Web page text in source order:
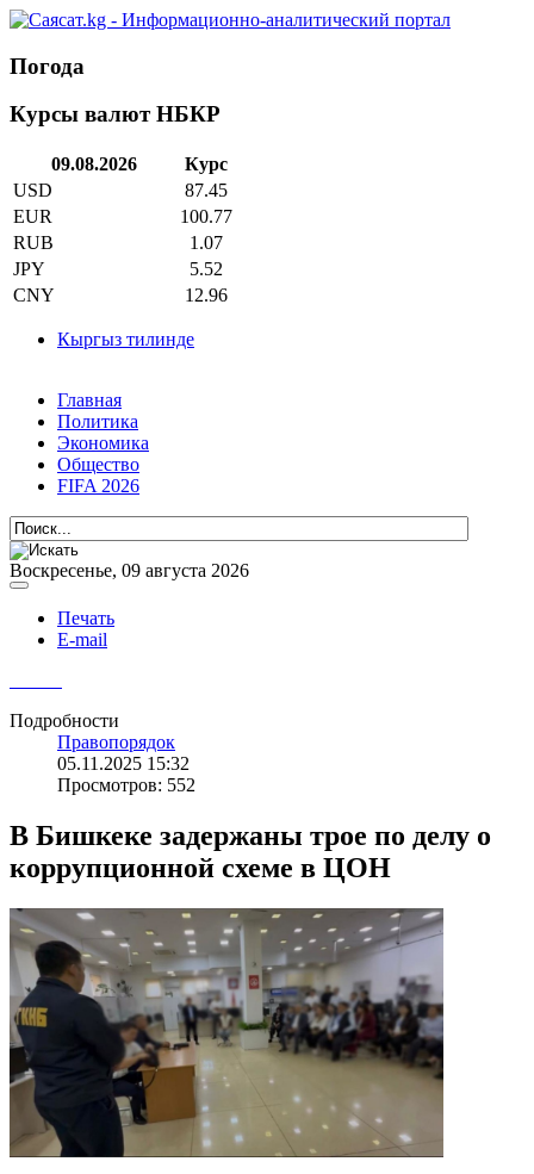
Погода
Курсы валют НБКР
09.08.2026
Курс
USD
87.45
EUR
100.77
RUB
1.07
JPY
5.52
CNY
12.96
Кыргыз тилинде
Главная
Политика
Экономика
Общество
FIFA 2026
Воскресенье, 09 августа 2026
Печать
E-mail
Подробности
Правопорядок
05.11.2025 15:32
Просмотров: 552
В Бишкеке задержаны трое по делу о
коррупционной схеме в ЦОН